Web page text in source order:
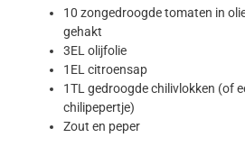
10 zongedroogde tomaten in
gehakt
3EL olijfolie
1EL citroensap
1TL gedroogde chilivlokken (of
chilipepertje)
Zout en peper